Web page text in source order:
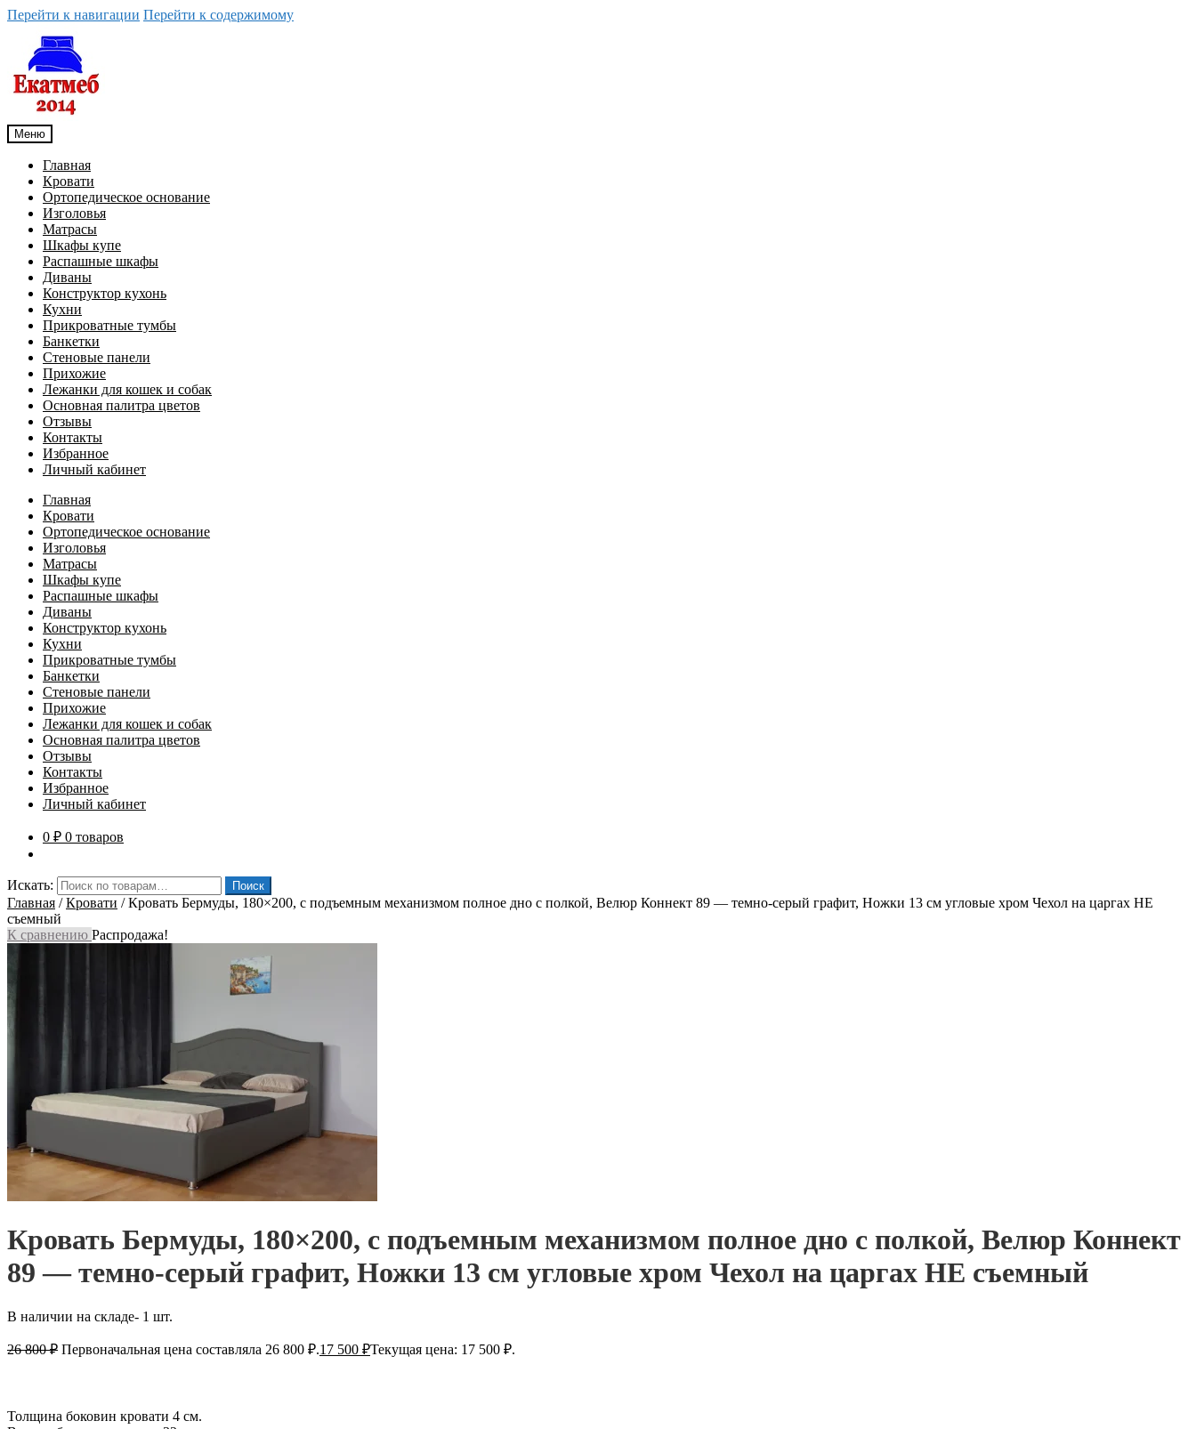
Перейти к навигации Перейти к содержимому
Меню
Главная
Кровати
Ортопедическое основание
Изголовья
Матрасы
Шкафы купе
Распашные шкафы
Диваны
Конструктор кухонь
Кухни
Прикроватные тумбы
Банкетки
Стеновые панели
Прихожие
Лежанки для кошек и собак
Основная палитра цветов
Отзывы
Контакты
Избранное
Личный кабинет
Главная
Кровати
Ортопедическое основание
Изголовья
Матрасы
Шкафы купе
Распашные шкафы
Диваны
Конструктор кухонь
Кухни
Прикроватные тумбы
Банкетки
Стеновые панели
Прихожие
Лежанки для кошек и собак
Основная палитра цветов
Отзывы
Контакты
Избранное
Личный кабинет
0 ₽ 0 товаров
Искать: Поиск
Главная /Кровати /Кровать Бермуды, 180×200, с подъемным механизмом полное дно с полкой, Велюр Коннект 89 — темно-серый графит, Ножки 13 см угловые хром Чехол на царгах НЕ
съемный
К сравнению Распродажа!
Кровать Бермуды, 180×200, с подъемным механизмом полное дно с полкой, Велюр Коннект
89 — темно-серый графит, Ножки 13 см угловые хром Чехол на царгах НЕ съемный
В наличии на складе- 1 шт.
26 800₽ Первоначальная цена составляла 26 800 ₽.17 500 ₽Текущая цена: 17 500 ₽.
Толщина боковин кровати 4 см.